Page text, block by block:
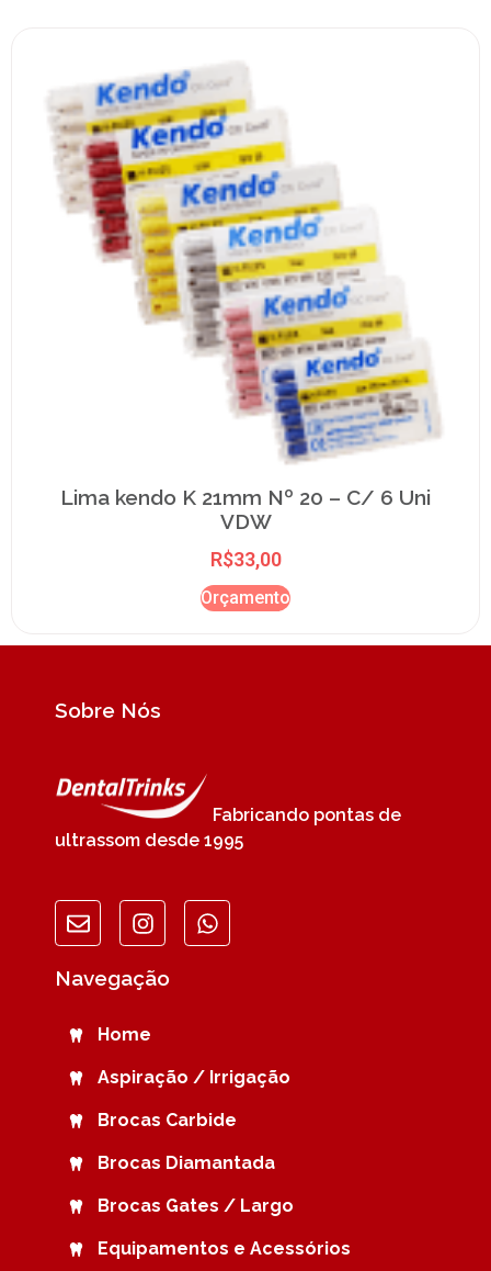
Lima kendo K 21mm Nº 20 – C/ 6 Uni
VDW
R$33,00
Orçamento
Sobre Nós
Fabricando pontas de
ultrassom desde 1995
Navegação
Home
Aspiração / Irrigação
Brocas Carbide
Brocas Diamantada
Brocas Gates / Largo
Equipamentos e Acessórios